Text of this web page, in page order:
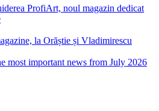
ProfiArt, noul magazin dedicat
la Orăștie și Vladimirescu
most important news from July 2026